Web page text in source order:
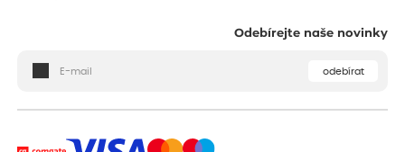
Odebírejte naše novinky
odebírat